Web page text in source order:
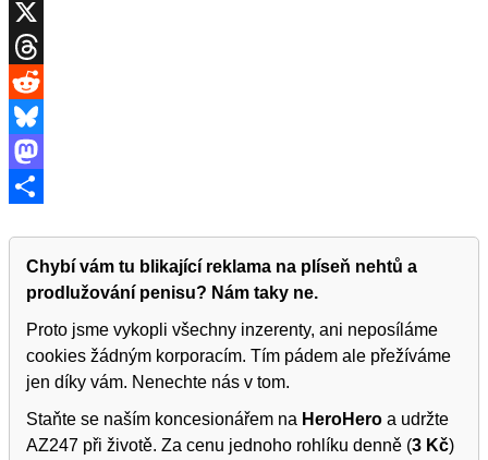
Facebook
X
Threads
Reddit
Bluesky
Mastodon
Chybí vám tu blikající reklama na plíseň nehtů a
prodlužování penisu? Nám taky ne.
Proto jsme vykopli všechny inzerenty, ani neposíláme
cookies žádným korporacím. Tím pádem ale přežíváme
jen díky vám. Nenechte nás v tom.
Staňte se naším koncesionářem na HeroHero a udržte
AZ247 při životě. Za cenu jednoho rohlíku denně (3 Kč)